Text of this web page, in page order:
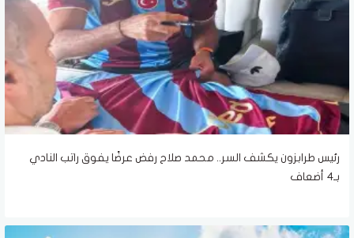
رئيس طرابزون يكشف السر.. محمد صلاح رفض عرضًا يفوق راتب النادي
بـ4 أضعاف